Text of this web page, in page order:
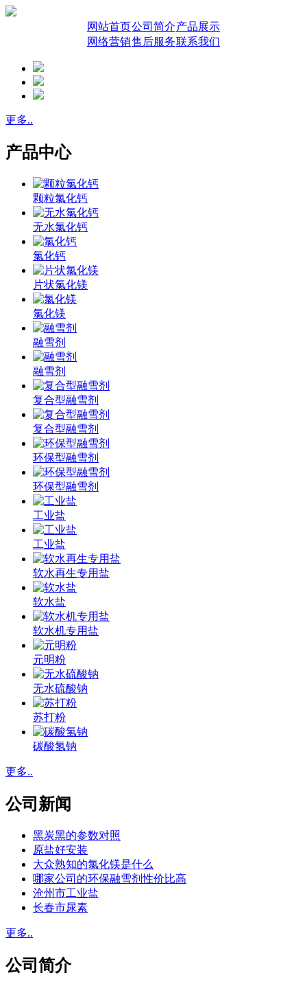
网站首页公司简介产品展示
网络营销售后服务联系我们
更多..
产品中心
颗粒氯化钙
无水氯化钙
氯化钙
片状氯化镁
氯化镁
融雪剂
融雪剂
复合型融雪剂
复合型融雪剂
环保型融雪剂
环保型融雪剂
工业盐
工业盐
软水再生专用盐
软水盐
软水机专用盐
元明粉
无水硫酸钠
苏打粉
碳酸氢钠
更多..
公司新闻
黑炭黑的参数对照
原盐好安装
大众熟知的氯化镁是什么
哪家公司的环保融雪剂性价比高
沧州市工业盐
长春市尿素
更多..
公司简介